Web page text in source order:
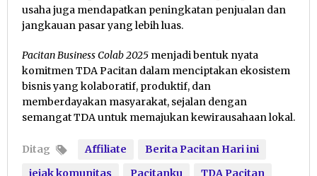
usaha juga mendapatkan peningkatan penjualan dan
jangkauan pasar yang lebih luas.
Pacitan Business Colab 2025 menjadi bentuk nyata
komitmen TDA Pacitan dalam menciptakan ekosistem
bisnis yang kolaboratif, produktif, dan
memberdayakan masyarakat, sejalan dengan
semangat TDA untuk memajukan kewirausahaan lokal.
Ditag Affiliate
Berita Pacitan Hari ini
jejak komunitas
Pacitanku TDA Pacitan